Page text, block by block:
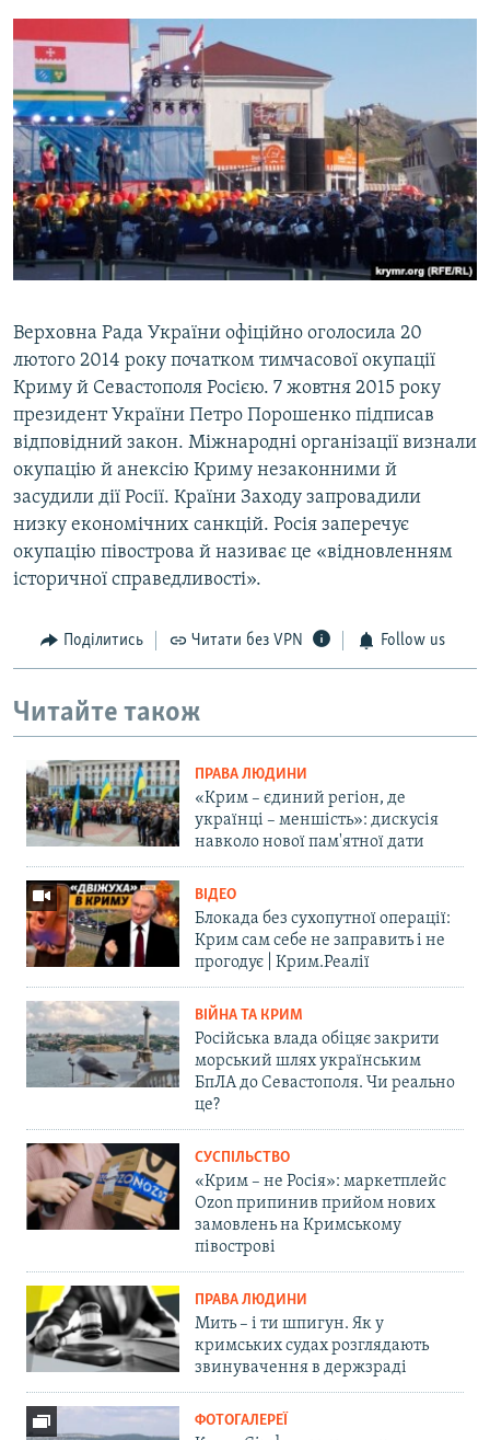
Верховна Рада України офіційно оголосила 20
лютого 2014 року початком тимчасової окупації
Криму й Севастополя Росією. 7 жовтня 2015 року
президент України Петро Порошенко підписав
відповідний закон. Міжнародні організації визнали
окупацію й анексію Криму незаконними й
засудили дії Росії. Країни Заходу запровадили
низку економічних санкцій. Росія заперечує
окупацію півострова й називає це «відновленням
історичної справедливості».
Поділитись Читати без VPN Follow us
Читайте також
ПРАВА ЛЮДИНИ
«Крим – єдиний регіон, де
українці – меншість»: дискусія
навколо нової пам'ятної дати
ВІДЕО
Блокада без сухопутної операції:
Крим сам себе не заправить і не
прогодує | Крим.Реалії
ВІЙНА ТА КРИМ
Російська влада обіцяє закрити
морський шлях українським
БпЛА до Севастополя. Чи реально
це?
СУСПІЛЬСТВО
«Крим – не Росія»: маркетплейс
Ozon припинив прийом нових
замовлень на Кримському
півострові
ПРАВА ЛЮДИНИ
Мить – і ти шпигун. Як у
кримських судах розглядають
звинувачення в держзраді
ФОТОГАЛЕРЕЇ